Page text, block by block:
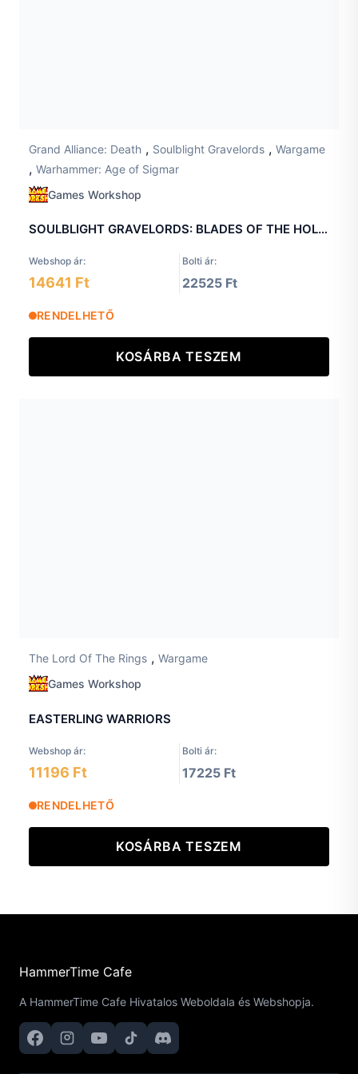
Grand Alliance: Death , Soulblight Gravelords , Wargame
, Warhammer: Age of Sigmar
Games Workshop
SOULBLIGHT GRAVELORDS: BLADES OF THE HOLLOW KING
Webshop ár: Bolti ár:
14641 Ft 22525 Ft
RENDELHETŐ
KOSÁRBA TESZEM
The Lord Of The Rings , Wargame
Games Workshop
EASTERLING WARRIORS
Webshop ár: Bolti ár:
11196 Ft 17225 Ft
RENDELHETŐ
KOSÁRBA TESZEM
HammerTime Cafe
A HammerTime Cafe Hivatalos Weboldala és Webshopja.